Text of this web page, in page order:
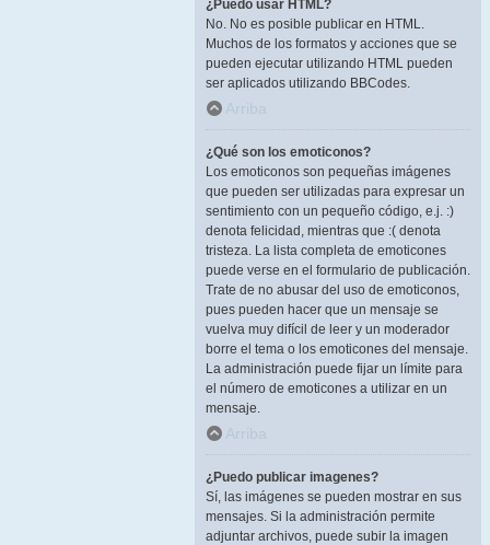
¿Puedo usar HTML?
No. No es posible publicar en HTML.
Muchos de los formatos y acciones que se
pueden ejecutar utilizando HTML pueden
ser aplicados utilizando BBCodes.
Arriba
¿Qué son los emoticonos?
Los emoticonos son pequeñas imágenes
que pueden ser utilizadas para expresar un
sentimiento con un pequeño código, e.j. :)
denota felicidad, mientras que :( denota
tristeza. La lista completa de emoticones
puede verse en el formulario de publicación.
Trate de no abusar del uso de emoticonos,
pues pueden hacer que un mensaje se
vuelva muy difícil de leer y un moderador
borre el tema o los emoticones del mensaje.
La administración puede fijar un límite para
el número de emoticones a utilizar en un
mensaje.
Arriba
¿Puedo publicar imagenes?
Sí, las imágenes se pueden mostrar en sus
mensajes. Si la administración permite
adjuntar archivos, puede subir la imagen